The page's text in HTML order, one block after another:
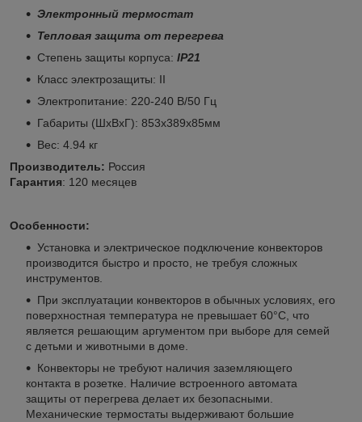
Электронный термостат
Тепловая защита от перегрева
Степень защиты корпуса: IP21
Класс электрозащиты: II
Электропитание: 220-240 В/50 Гц
Габариты (ШхВхГ): 853х389х85мм
Вес: 4.94 кг
Производитель: Россия
Гарантия: 120 месяцев
Особенности:
Установка и электрическое подключение конвекторов
производится быстро и просто, не требуя сложных
инструментов.
При эксплуатации конвекторов в обычных условиях, его
поверхностная температура не превышает 60°С, что
является решающим аргументом при выборе для семей
с детьми и животными в доме.
Конвекторы не требуют наличия заземляющего
контакта в розетке. Наличие встроенного автомата
защиты от перегрева делает их безопасными.
Механические термостаты выдерживают большие